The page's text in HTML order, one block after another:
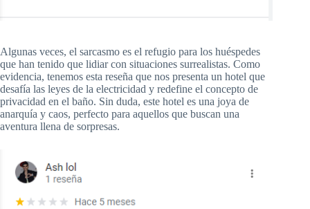
Algunas veces, el sarcasmo es el refugio para los huéspedes
que han tenido que lidiar con situaciones surrealistas. Como
evidencia, tenemos esta reseña que nos presenta un hotel que
desafía las leyes de la electricidad y redefine el concepto de
privacidad en el baño. Sin duda, este hotel es una joya de
anarquía y caos, perfecto para aquellos que buscan una
aventura llena de sorpresas.